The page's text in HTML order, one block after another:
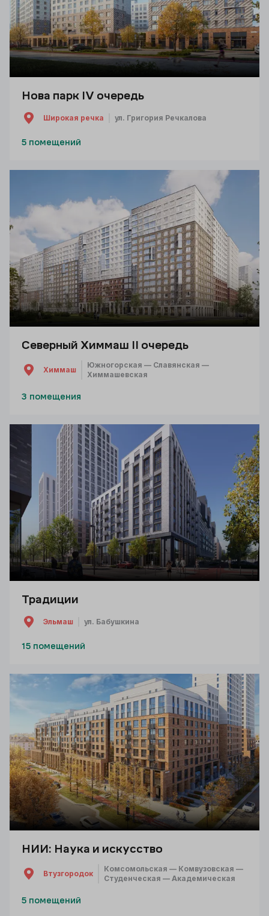
Нова парк IV очередь
Широкая речка ул. Григория Речкалова
5 помещений
Северный Химмаш II очередь
Химмаш
Южногорская — Славянская —
Химмашевская
3 помещения
Традиции
Эльмаш ул. Бабушкина
15 помещений
НИИ: Наука и искусство
Втузгородок
Комсомольская — Комвузовская —
Студенческая — Академическая
5 помещений